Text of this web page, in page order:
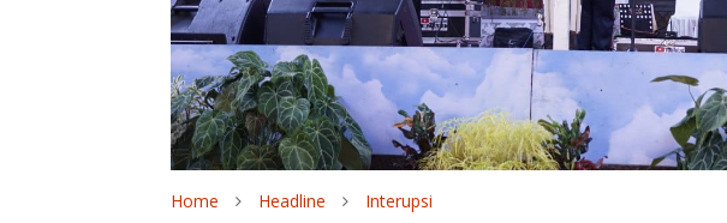
Home Headline Interupsi